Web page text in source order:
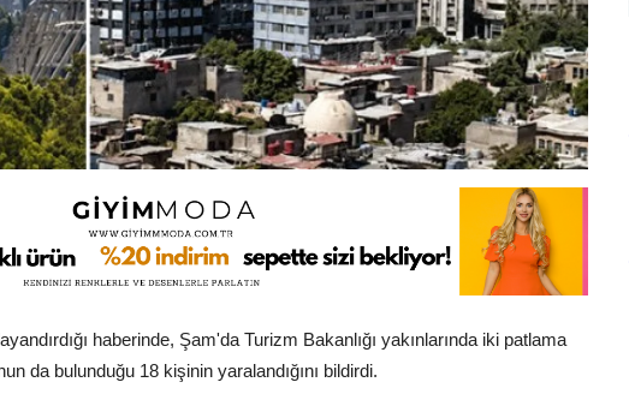
haberinde, Şam'da Turizm Bakanlığı yakınlarında iki patlama
da bulunduğu 18 kişinin yaralandığını bildirdi.